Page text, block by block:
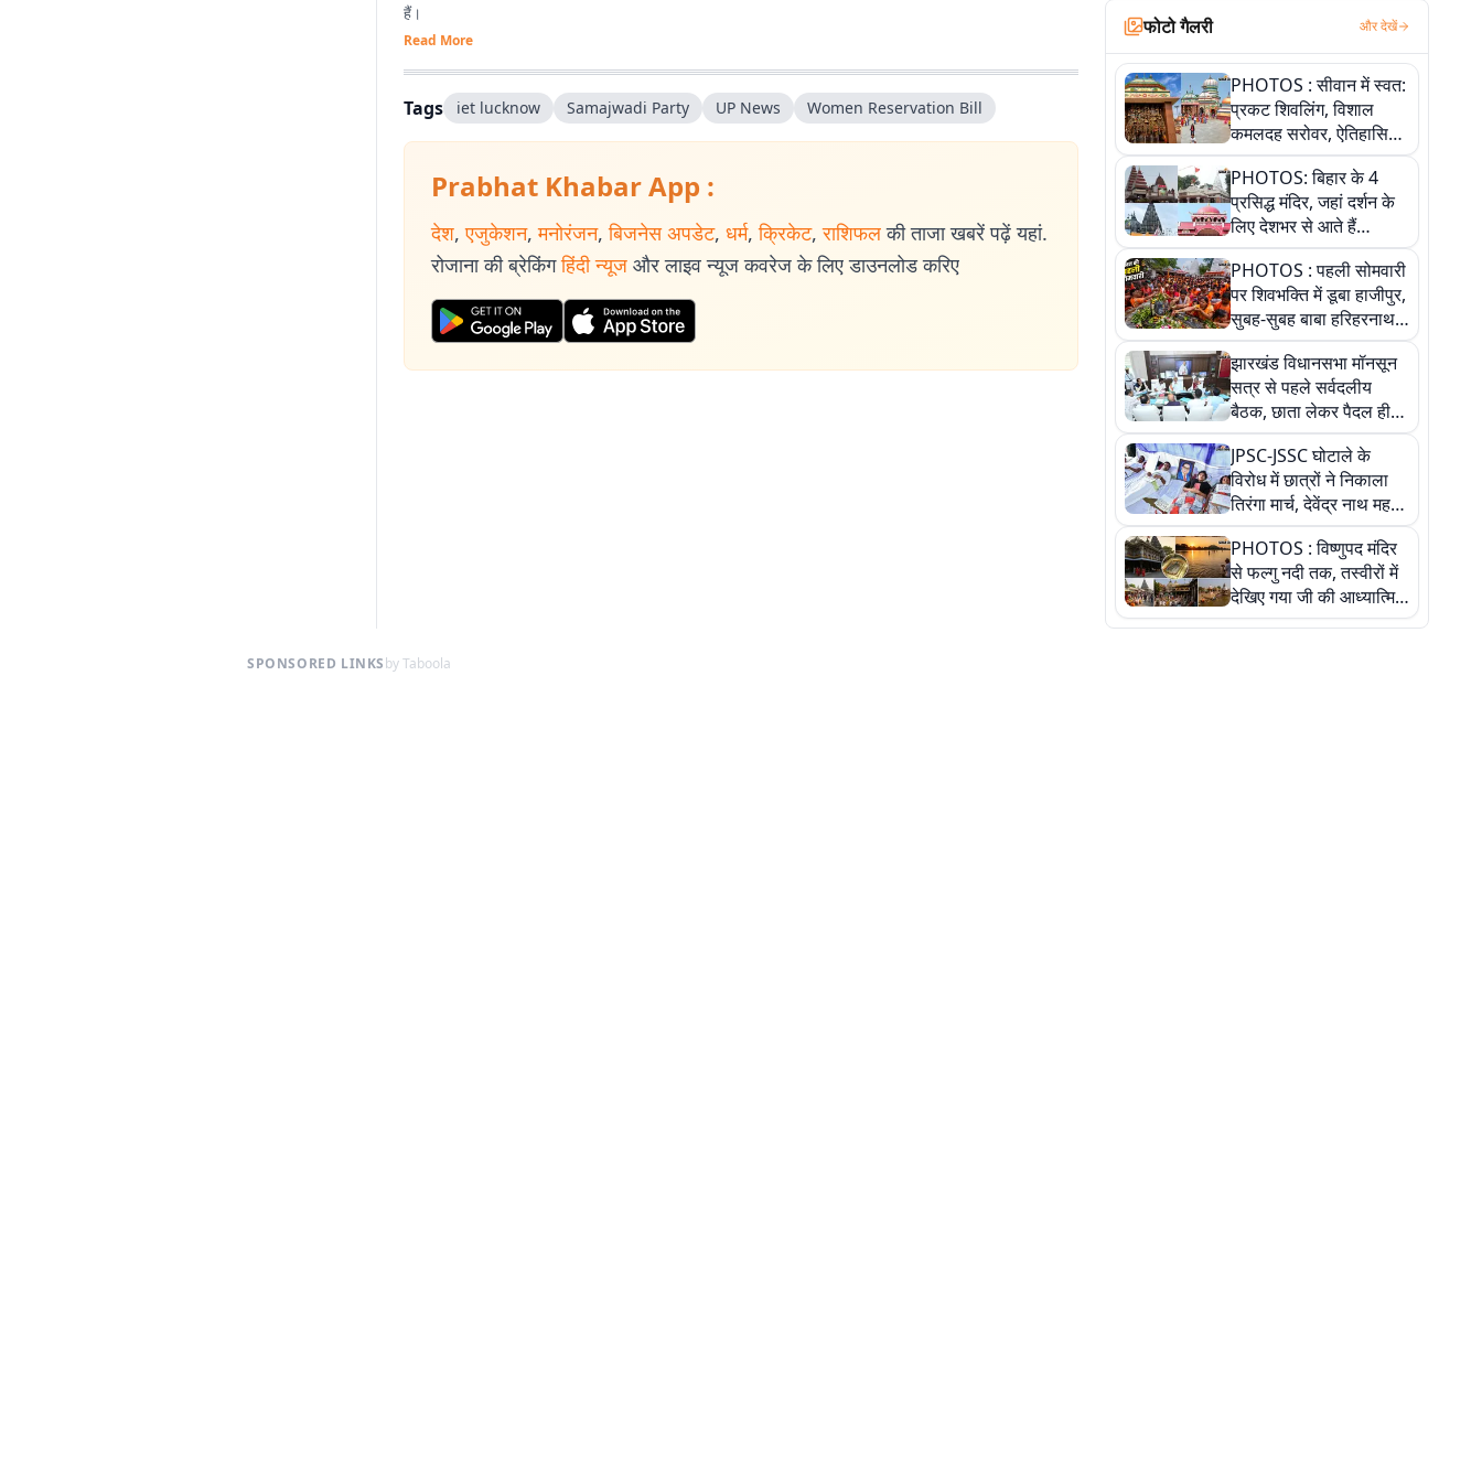
हैं।
Read More
Tags iet lucknow Samajwadi Party UP News Women Reservation Bill
Prabhat Khabar App :
देश, एजुकेशन, मनोरंजन, बिजनेस अपडेट, धर्म, क्रिकेट, राशिफल की ताजा खबरें पढ़ें यहां.
रोजाना की ब्रेकिंग हिंदी न्यूज और लाइव न्यूज कवरेज के लिए डाउनलोड करिए
फोटो गैलरी और देखें
PHOTOS : सीवान में स्वत:
प्रकट शिवलिंग, विशाल
कमलदह सरोवर, ऐतिहासिक
महेंद्रनाथ मंदिर और घंटाघर
की कहानी, तस्वीरों में देखिए
PHOTOS: बिहार के 4
प्रसिद्ध मंदिर, जहां दर्शन के
लिए देशभर से आते हैं
श्रद्धालु, जानिए इनकी
खासियत
PHOTOS : पहली सोमवारी
पर शिवभक्ति में डूबा हाजीपुर,
सुबह-सुबह बाबा हरिहरनाथ
मंदिर पहुंचे तेजस्वी, 10
तस्वीरों में देखें नजारा
झारखंड विधानसभा मॉनसून
सत्र से पहले सर्वदलीय
बैठक, छाता लेकर पैदल ही
सत्ता पक्ष की मीटिंग में पहुंचे
सीएम, देखें तस्वीरें
JPSC-JSSC घोटाले के
विरोध में छात्रों ने निकाला
तिरंगा मार्च, देवेंद्र नाथ महतो
ने किया जल ग्रहण, देखें
तस्वीरें
PHOTOS : विष्णुपद मंदिर
से फल्गु नदी तक, तस्वीरों में
देखिए गया जी की आध्यात्मिक
पहचान
SPONSORED LINKSby Taboola